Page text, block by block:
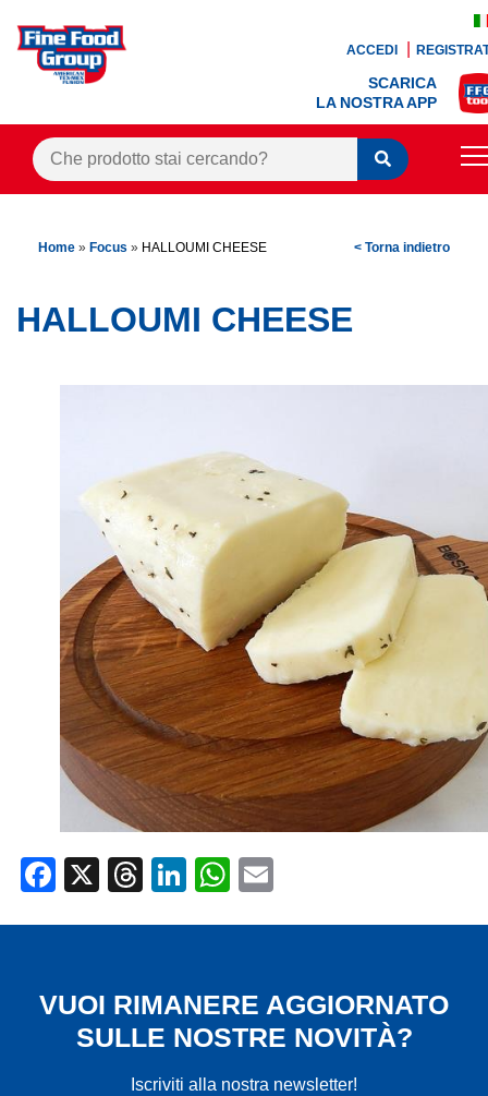
ACCEDI
SCARICA
LA NOSTRA APP
BLOG
RICETTE
AREA AGENTI
Home » Focus » HALLOUMI CHEESE < Torna indietro
HALLOUMI CHEESE
Facebook
X Threads
LinkedIn
WhatsApp
VUOI RIMANERE AGGIORNATO
SULLE NOSTRE NOVITÀ?
Iscriviti alla nostra newsletter!